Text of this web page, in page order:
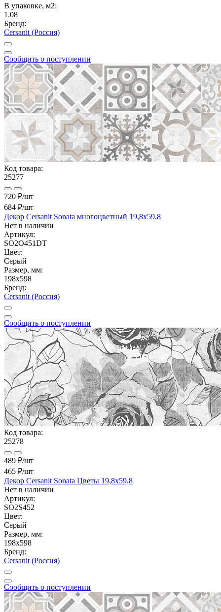
В упаковке, м2:
1.08
Бренд:
Cersanit (Россия)
Сообщить о поступлении
Код товара:
25277
720 ₽/шт
684 ₽/шт
Декор Cersanit Sonata многоцветный 19,8x59,8
Нет в наличии
Артикул:
SO2O451DT
Цвет:
Серый
Размер, мм:
198x598
Бренд:
Cersanit (Россия)
Сообщить о поступлении
Код товара:
25278
489 ₽/шт
465 ₽/шт
Декор Cersanit Sonata Цветы 19,8x59,8
Нет в наличии
Артикул:
SO2S452
Цвет:
Серый
Размер, мм:
198x598
Бренд:
Cersanit (Россия)
Сообщить о поступлении